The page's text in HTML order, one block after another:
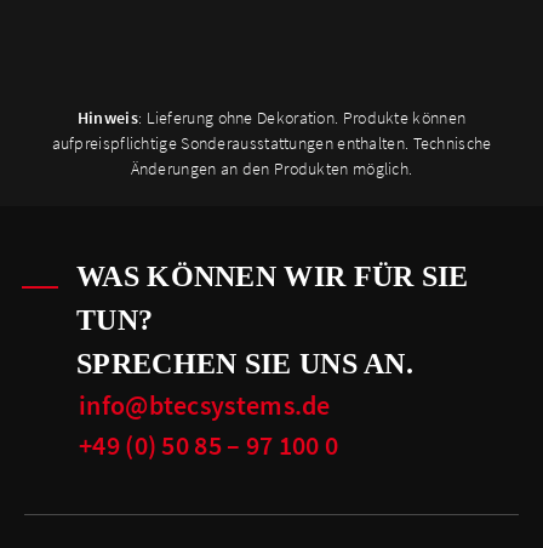
Hinweis: Lieferung ohne Dekoration. Produkte können
aufpreispflichtige Sonderausstattungen enthalten. Technische
Änderungen an den Produkten möglich.
WAS KÖNNEN WIR FÜR SIE
TUN?
SPRECHEN SIE UNS AN.
info@btecsystems.de
+49 (0) 50 85 – 97 100 0